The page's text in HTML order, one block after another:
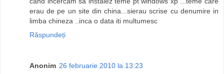
erau de pe un site din china...sierau scrise cu denumire in
limba chineza ..inca o data iti multumesc
Răspundeți
Anonim 26 februarie 2010 la 13:23